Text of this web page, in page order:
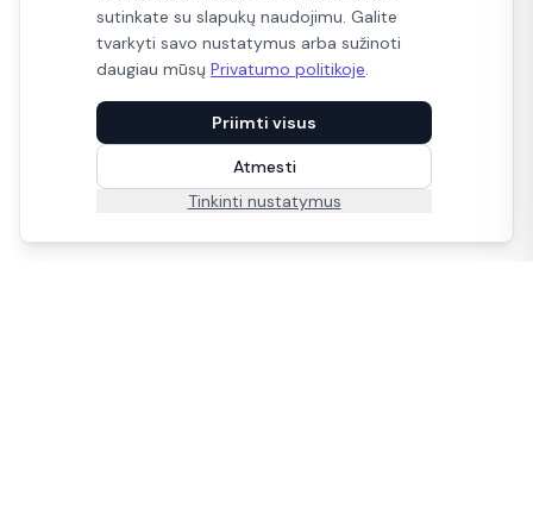
sutinkate su slapukų naudojimu. Galite
tvarkyti savo nustatymus arba sužinoti
daugiau mūsų Privatumo politikoje.
Priimti visus
Atmesti
Tinkinti nustatymus